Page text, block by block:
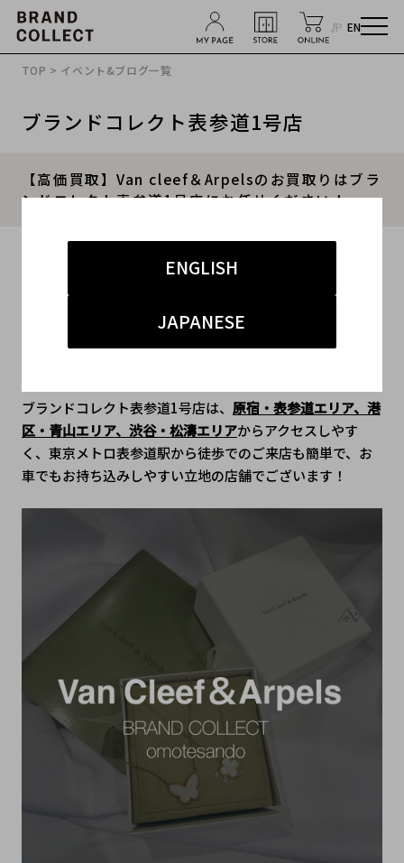
JP EN
ENGLISH
JAPANESE
TOP > イベント&ブログ一覧
ブランドコレクト表参道1号店
【高価買取】Van cleef＆Arpelsのお買取りはブラ
ンドコレクト表参道1号店にお任せください！
#vancleef&arpels
#高価買取
ブランドコレクト表参道1号店は、 原宿・表参道エリア、港
区・青山エリア、渋谷・松濤エリアからアクセスしやす
く、東京メトロ表参道駅から徒歩でのご来店も簡単で、﻿お
車でもお持ち込みしやすい立地の店舗でございます！